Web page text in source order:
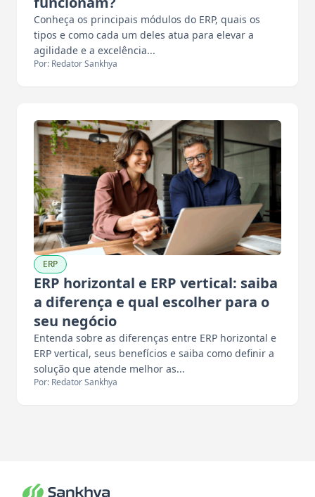
Conheça os principais módulos do ERP, quais os
tipos e como cada um deles atua para elevar a
agilidade e a excelência...
Por: Redator Sankhya
ERP
ERP horizontal e ERP vertical: saiba
a diferença e qual escolher para o
seu negócio
Entenda sobre as diferenças entre ERP horizontal e
ERP vertical, seus benefícios e saiba como definir a
solução que atende melhor as...
Por: Redator Sankhya